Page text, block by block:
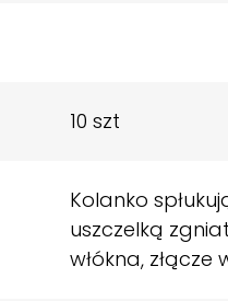
10 szt
Kolanko
uszczelką
włókna, złącze